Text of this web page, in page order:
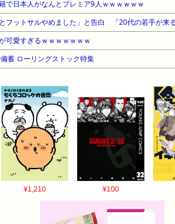
で日本人がなんとプレミア9人ｗｗｗｗｗｗ
フットサルやめました」と告白 「20代の若手が
可愛すぎるｗｗｗｗｗｗｗ
蓄 ローリングストック特集
¥1,210 ¥100